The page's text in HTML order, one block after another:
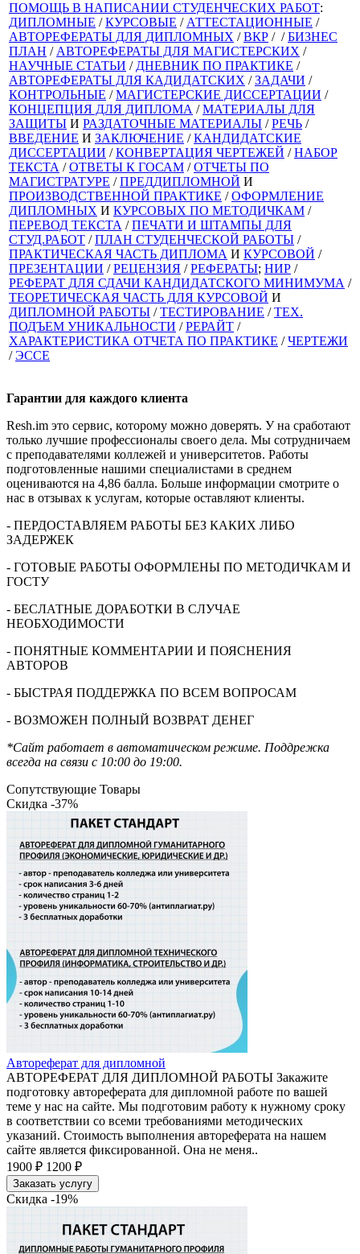
ПОМОЩЬ В НАПИСАНИИ СТУДЕНЧЕСКИХ РАБОТ:
ДИПЛОМНЫЕ /КУРСОВЫЕ / АТТЕСТАЦИОННЫЕ /
АВТОРЕФЕРАТЫ ДЛЯ ДИПЛОМНЫХ /ВКР / /БИЗНЕС
ПЛАН / АВТОРЕФЕРАТЫ ДЛЯ МАГИСТЕРСКИХ /
НАУЧНЫЕ СТАТЬИ / ДНЕВНИК ПО ПРАКТИКЕ /
АВТОРЕФЕРАТЫ ДЛЯ КАДИДАТСКИХ /ЗАДАЧИ /
КОНТРОЛЬНЫЕ /МАГИСТЕРСКИЕ ДИССЕРТАЦИИ /
КОНЦЕПЦИЯ ДЛЯ ДИПЛОМА /МАТЕРИАЛЫ ДЛЯ
ЗАЩИТЫ И РАЗДАТОЧНЫЕ МАТЕРИАЛЫ /РЕЧЬ /
ВВЕДЕНИЕ И ЗАКЛЮЧЕНИЕ /КАНДИДАТСКИЕ
ДИССЕРТАЦИИ /КОНВЕРТАЦИЯ ЧЕРТЕЖЕЙ /НАБОР
ТЕКСТА /ОТВЕТЫ К ГОСАМ /ОТЧЕТЫ ПО
МАГИСТРАТУРЕ /ПРЕДДИПЛОМНОЙ И
ПРОИЗВОДСТВЕННОЙ ПРАКТИКЕ /ОФОРМЛЕНИЕ
ДИПЛОМНЫХ И КУРСОВЫХ ПО МЕТОДИЧКАМ /
ПЕРЕВОД ТЕКСТА /ПЕЧАТИ И ШТАМПЫ ДЛЯ
СТУД.РАБОТ /ПЛАН СТУДЕНЧЕСКОЙ РАБОТЫ /
ПРАКТИЧЕСКАЯ ЧАСТЬ ДИПЛОМА И КУРСОВОЙ /
ПРЕЗЕНТАЦИИ /РЕЦЕНЗИЯ /РЕФЕРАТЫ; НИР /
РЕФЕРАТ ДЛЯ СДАЧИ КАНДИДАТСКОГО МИНИМУМА /
ТЕОРЕТИЧЕСКАЯ ЧАСТЬ ДЛЯ КУРСОВОЙ И
ДИПЛОМНОЙ РАБОТЫ /ТЕСТИРОВАНИЕ /ТЕХ.
ПОДЪЕМ УНИКАЛЬНОСТИ /РЕРАЙТ /
ХАРАКТЕРИСТИКА ОТЧЕТА ПО ПРАКТИКЕ /ЧЕРТЕЖИ
/ЭССЕ
Гарантии для каждого клиента
Resh.im это сервис, которому можно доверять. У на сработают
только лучшие профессионалы своего дела. Мы сотрудничаем
с преподавателями коллежей и университетов. Работы
подготовленные нашими специалистами в среднем
оцениваются на 4,86 балла. Больше информации смотрите о
нас в отзывах к услугам, которые оставляют клиенты.
- ПЕРДОСТАВЛЯЕМ РАБОТЫ БЕЗ КАКИХ ЛИБО
ЗАДЕРЖЕК
- ГОТОВЫЕ РАБОТЫ ОФОРМЛЕНЫ ПО МЕТОДИЧКАМ И
ГОСТУ
- БЕСЛАТНЫЕ ДОРАБОТКИ В СЛУЧАЕ
НЕОБХОДИМОСТИ
- ПОНЯТНЫЕ КОММЕНТАРИИ И ПОЯСНЕНИЯ
АВТОРОВ
- БЫСТРАЯ ПОДДЕРЖКА ПО ВСЕМ ВОПРОСАМ
- ВОЗМОЖЕН ПОЛНЫЙ ВОЗВРАТ ДЕНЕГ
*Сайт работает в автоматическом режиме. Поддрежка
всегда на связи с 10:00 до 19:00.
Сопутствующие Товары
Скидка -37%
Автореферат для дипломной
АВТОРЕФЕРАТ ДЛЯ ДИПЛОМНОЙ РАБОТЫ Закажите
подготовку автореферата для дипломной работе по вашей
теме у нас на сайте. Мы подготовим работу к нужному сроку
в соответствии со всеми требованиями методических
указаний. Стоимость выполнения автореферата на нашем
сайте является фиксированной. Она не меня..
1900 ₽ 1200 ₽
Заказать услугу
Скидка -19%